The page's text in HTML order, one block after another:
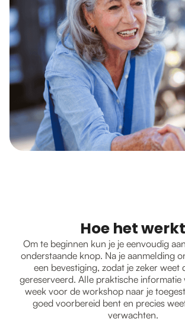
Hoe het werkt
Om te beginnen kun je je eenvoudig
onderstaande knop. Na je aanmelding
een bevestiging, zodat je zeker weet
gereserveerd. Alle praktische
week voor de workshop naar je
goed voorbereid bent en precies
verwachten.